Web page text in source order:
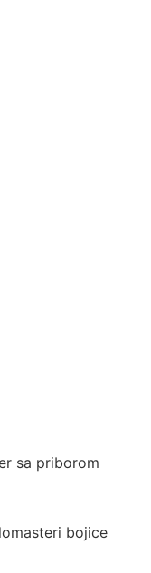
sa priborom
bojice